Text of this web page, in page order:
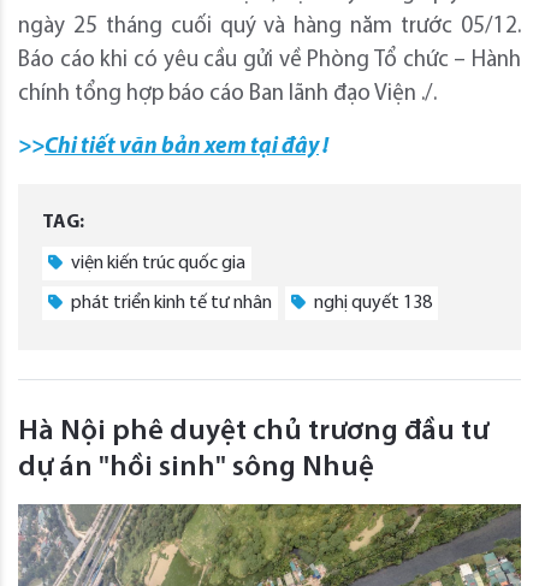
ngày 25 tháng cuối quý và hàng năm trước 05/12.
Báo cáo khi có yêu cầu gửi về Phòng Tổ chức – Hành
chính tổng hợp báo cáo Ban lãnh đạo Viện ./.
>>Chi tiết văn bản xem tại đây!
TAG:
viện kiến trúc quốc gia
phát triển kinh tế tư nhân nghị quyết 138
Hà Nội phê duyệt chủ trương đầu tư
dự án "hồi sinh" sông Nhuệ